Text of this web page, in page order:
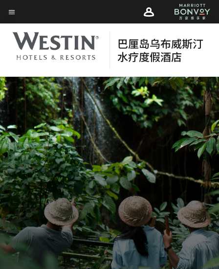
main
content
Skip
to
main
content
菜单文本
巴厘岛乌布威斯汀
水疗度假酒店